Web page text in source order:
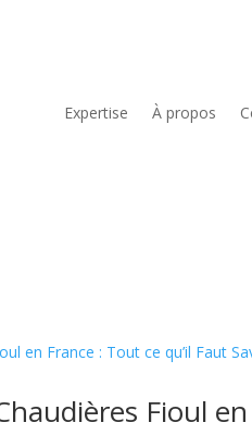
Expertise À propos
Fioul